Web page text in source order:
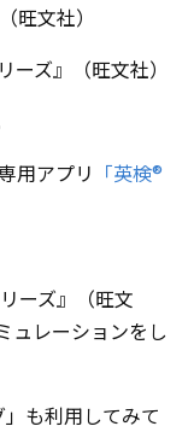
文社）
ズ』（旺文社）
用アプリ 「英検®
ーズ』（旺文
ュレーションをし
も利用してみて